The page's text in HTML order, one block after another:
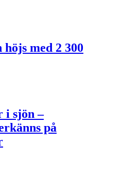
med 2 300
i sjön –
på